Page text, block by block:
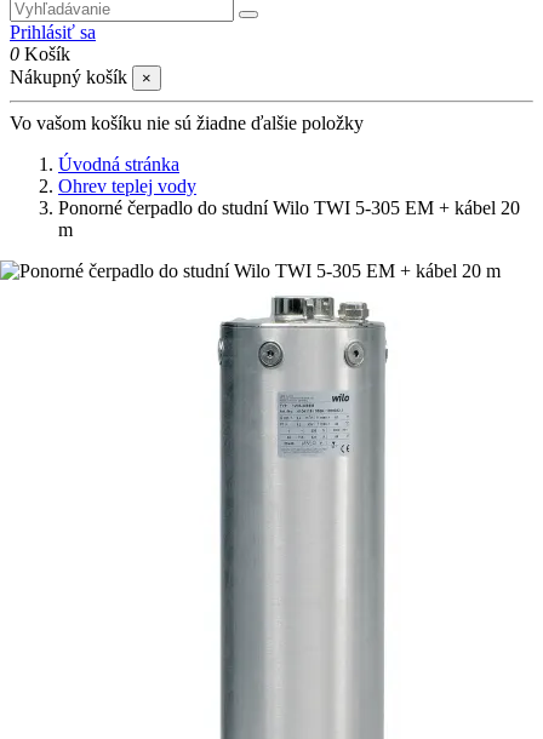
Prihlásiť sa
0 Košík
Nákupný košík
×
Vo vašom košíku nie sú žiadne ďalšie položky
Úvodná stránka
Ohrev teplej vody
Ponorné čerpadlo do studní Wilo TWI 5-305 EM + kábel 20
m